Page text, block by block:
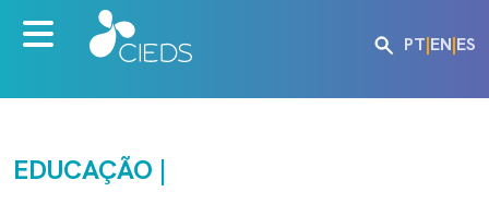
PT|EN|ES
EDUCAÇÃO |